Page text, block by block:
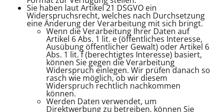
Sie haben laut Artikel 21 DSGVO ein
Widerspruchsrecht, welches nach Durchsetzung
eine Änderung der Verarbeitung mit sich bringt.
Wenn die Verarbeitung Ihrer Daten auf
Artikel 6 Abs. 1 lit. e (öffentliches Interesse,
Ausübung öffentlicher Gewalt) oder Artikel 6
Abs. 1 lit. f (berechtigtes Interesse) basiert,
können Sie gegen die Verarbeitung
Widerspruch einlegen. Wir prüfen danach so
rasch wie möglich, ob wir diesem
Widerspruch rechtlich nachkommen
können.
Werden Daten verwendet, um
Direktwerbung zu betreiben, können Sie